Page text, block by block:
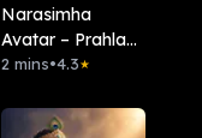
Narasimha
Avatar – Prahlad
Ki Vijay
2 mins•4.3★